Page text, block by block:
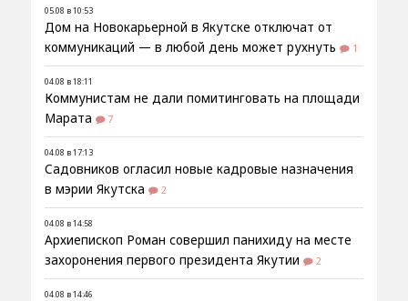
05.08 в 10:53
Дом на Новокарьерной в Якутске отключат от
коммуникаций — в любой день может рухнуть
1
04.08 в 18:11
Коммунистам не дали помитинговать на площади
Марата
7
04.08 в 17:13
Садовников огласил новые кадровые назначения
в мэрии Якутска
2
04.08 в 14:58
Архиепископ Роман совершил панихиду на месте
захоронения первого президента Якутии
2
04.08 в 14:46